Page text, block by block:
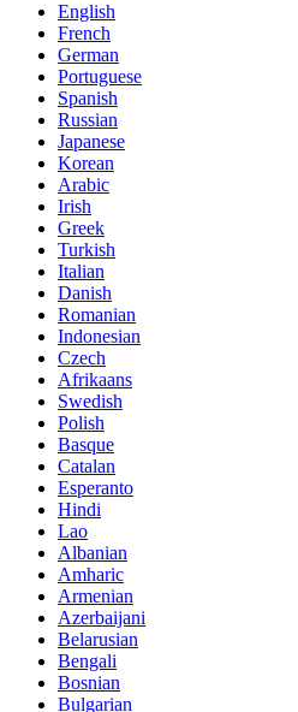
English
French
German
Portuguese
Spanish
Russian
Japanese
Korean
Arabic
Irish
Greek
Turkish
Italian
Danish
Romanian
Indonesian
Czech
Afrikaans
Swedish
Polish
Basque
Catalan
Esperanto
Hindi
Lao
Albanian
Amharic
Armenian
Azerbaijani
Belarusian
Bengali
Bosnian
Bulgarian